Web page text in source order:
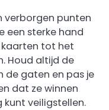
verborgen punten
een sterke hand
tot het
Houd altijd de
de gaten en pas je
dat ze winnen
kunt veiligstellen.